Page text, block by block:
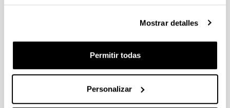
Mostrar detalles
Permitir todas
Personalizar
Endika Robles Pérez"Nuevo convertidor de
derivados de la tensión de modo común en el tren
David Marcos Guerrero"Functional Safety in
Batteries" 2022
Markel Fernández Zubizarreta
"Fase anizdun
bihurgailuentzako modulazio berriak" 2022